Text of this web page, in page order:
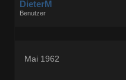
DieterM
Benutzer
Mai 1962